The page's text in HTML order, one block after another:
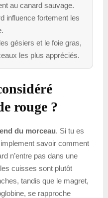
au canard sauvage.
influence fortement les
gésiers et le foie gras,
les plus appréciés.
rouge ?
du morceau. Si tu es
savoir comment
n’entre pas dans une
cuisses sont plutôt
tandis que le magret,
se rapproche